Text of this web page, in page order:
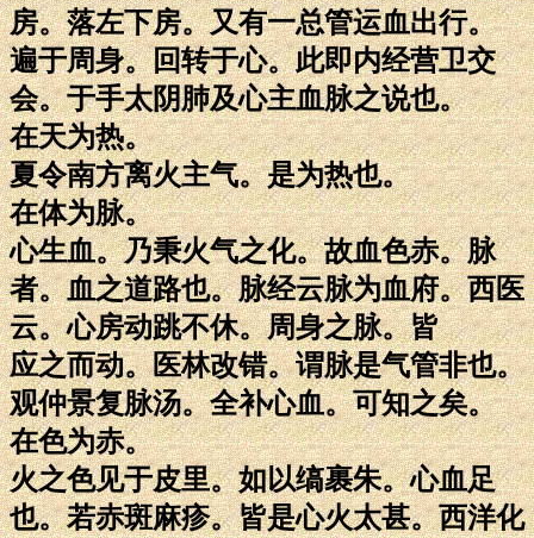
房。落左下房。又有一总管运血出行。
遍于周身。回转于心。此即内经营卫交
会。于手太阴肺及心主血脉之说也。
在天为热。
夏令南方离火主气。是为热也。
在体为脉。
心生血。乃秉火气之化。故血色赤。脉
者。血之道路也。脉经云脉为血府。西医
云。心房动跳不休。周身之脉。皆
应之而动。医林改错。谓脉是气管非也。
观仲景复脉汤。全补心血。可知之矣。
在色为赤。
火之色见于皮里。如以缟裹朱。心血足
也。若赤斑麻疹。皆是心火太甚。西洋化